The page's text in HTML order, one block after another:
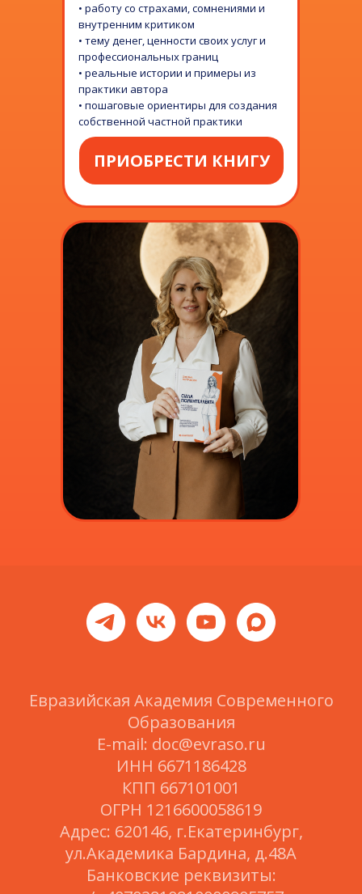
• работу со страхами, сомнениями и
внутренним критиком
• тему денег, ценности своих услуг и
профессиональных границ
• реальные истории и примеры из
практики автора
• пошаговые ориентиры для создания
собственной частной практики
ПРИОБРЕСТИ КНИГУ
Евразийская Академия Современного
Образования
E-mail: doc@evraso.ru
ИНН 6671186428
КПП 667101001
ОГРН 1216600058619
Адрес: 620146, г.Екатеринбург,
ул.Академика Бардина, д.48А
Банковские реквизиты: